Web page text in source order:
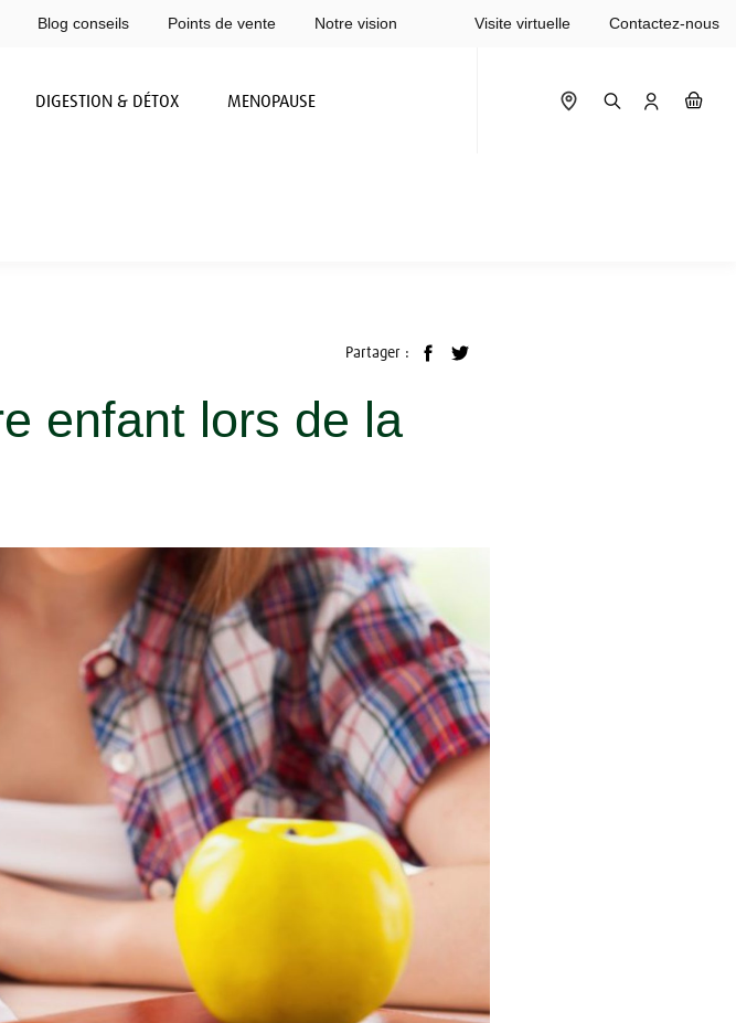
Blog conseils Points de vente Notre vision Visite virtuelle Contactez-nous
DIGESTION & DÉTOX MENOPAUSE
Partager :
enfant lors de la